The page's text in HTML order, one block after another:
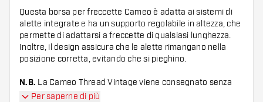
Questa borsa per freccette Cameo è adatta ai sistemi di
alette integrate e ha un supporto regolabile in altezza, che
permette di adattarsi a freccette di qualsiasi lunghezza.
Inoltre, il design assicura che le alette rimangano nella
posizione corretta, evitando che si pieghino.
N.B. La Cameo Thread Vintage viene consegnato senza
accessori.
Per saperne di più